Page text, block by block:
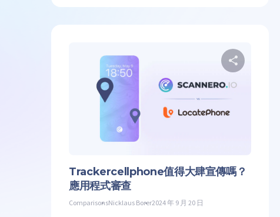
Trackercellphone值得大肆宣傳嗎？
應用程式審查
ComparisonsNicklaus Borer2024 年 9 月 20 日